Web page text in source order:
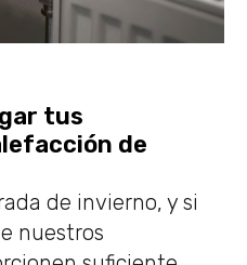
tus
de
de invierno, y si
nuestros